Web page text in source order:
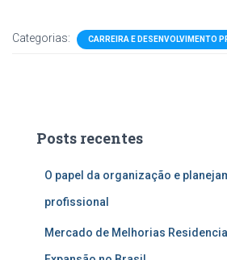
Categorias: CARREIRA E DESENVOLVIMENTO
Posts recentes
O papel da organização e
profissional
Mercado de Melhorias